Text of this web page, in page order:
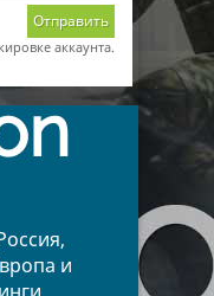
Отправить
аккаунта.
и